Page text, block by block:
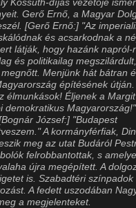
Gerő Ernő, a Magyar
[Gerő Ernő:] "Az
és acsarkodnak a
látják, hogy hazánk napról-
és politikailag
Menjünk hát bátran
építésének útján.
élmunkások! Éljenek a
demokratikus Magyarország!"
József:] "Budapest
A kormányférfiak,
meg az utat Budáról
felrobbantottak, s
újra megépített. A
is. Szabadtéri színpadok
A fedett uszodában
a megjelenteket.